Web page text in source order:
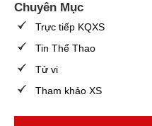
Chuyên Mục
Trực tiếp KQXS
Tin Thể Thao
Tử vi
Tham khảo XS